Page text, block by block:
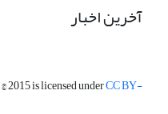
آخرین اخبار
© 2015 is licensed underCC BY-